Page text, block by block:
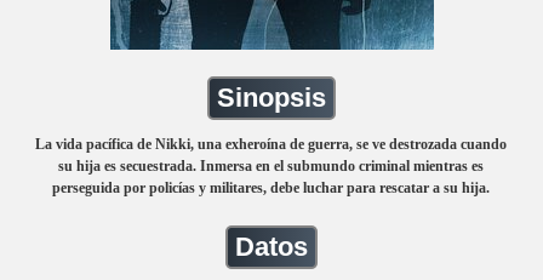
Sinopsis
La vida pacífica de Nikki, una exheroína de guerra, se ve destrozada cuando
su hija es secuestrada. Inmersa en el submundo criminal mientras es
perseguida por policías y militares, debe luchar para rescatar a su hija.
Datos